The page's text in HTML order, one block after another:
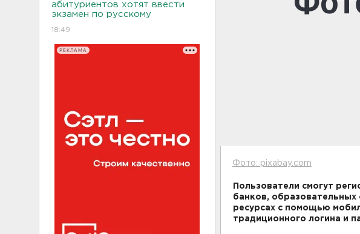
абитуриентов хотят ввести
экзамен по русскому
18:49
РЕКЛАМА
Фото: pixabay.com
Пользователи смогут
банков, образовательных
ресурсах с помощью
традиционного логина и